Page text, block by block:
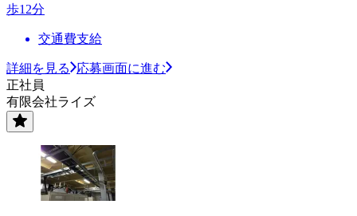
歩12分
交通費支給
詳細を見る
応募画面に進む
正社員
有限会社ライズ